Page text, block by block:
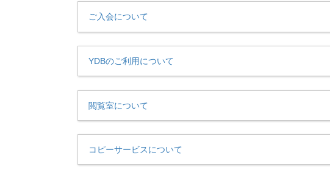
ご入会について
YDBのご利用について
閲覧室について
コピーサービスについて